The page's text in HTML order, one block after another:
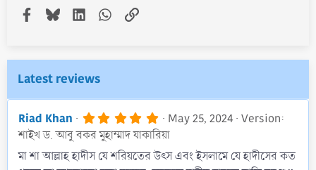
Facebook
BlueskyLinkedInWhatsApp
Link
Latest reviews
Riad Khan 5
.
0
0
s
May 25, 2024 Version:
শাইখ ড. আবু বকর মুহাম্মাদ যাকারিয়া
মা শা আল্লাহ হাদীস যে শরিয়তের উৎস এবং ইসলামে যে হাদীসের কত